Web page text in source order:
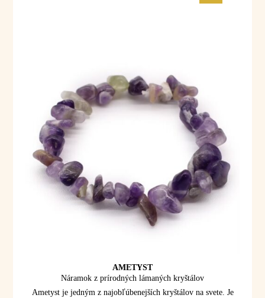
AMETYST
Náramok z prírodných lámaných kryštálov
Ametyst je jedným z najobľúbenejších kryštálov na svete. Je